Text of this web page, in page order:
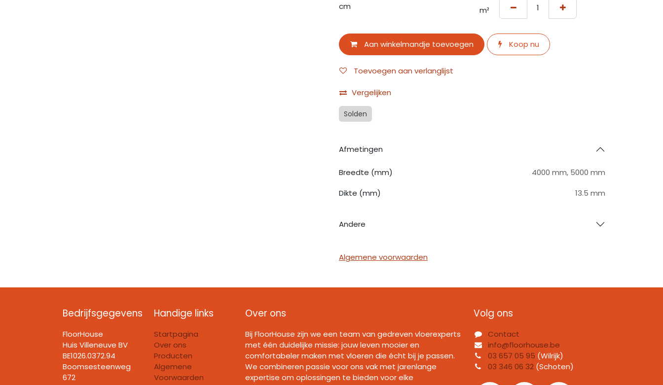
cm m²
Aan winkelmandje toevoegen Koop nu
Toevoegen aan verlanglijst
Vergelijken
Solden
Afmetingen
Breedte (mm) 4000 mm, 5000 mm
Dikte (mm)
13.5 mm
Andere
Algemene voorwaarden
Volg ons
Contact
info@floorhouse.be
03 657 05 95 (Wilrijk)
03 346 06 32(Schoten)
Over ons
Bij FloorHouse zijn we een team van gedreven vloerexperts
met één duidelijke missie: jouw leven mooier en
comfortabeler maken met vloeren die écht bij je passen.
We combineren passie voor ons vak met jarenlange
expertise om oplossingen te bieden voor elke
Handige links
Startpagina
Over ons
Producten
Algemene
Voorwaarden
Bedrijfsgegevens
FloorHouse
Huis Villeneuve BV​
BE1026.0372.94
Boomsesteenweg
672